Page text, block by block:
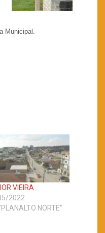
Municipal.
VIEIRA
2022
NORTE"